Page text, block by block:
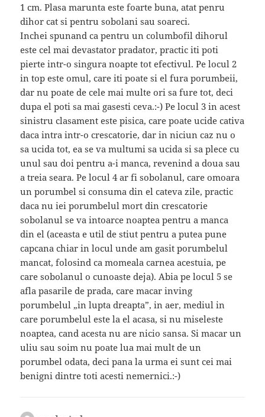
1 cm. Plasa marunta este foarte buna, atat penru
dihor cat si pentru sobolani sau soareci.
Inchei spunand ca pentru un columbofil dihorul
este cel mai devastator pradator, practic iti poti
pierte intr-o singura noapte tot efectivul. Pe locul 2
in top este omul, care iti poate si el fura porumbeii,
dar nu poate de cele mai multe ori sa fure tot, deci
dupa el poti sa mai gasesti ceva.:-) Pe locul 3 in acest
sinistru clasament este pisica, care poate ucide cativa
daca intra intr-o crescatorie, dar in niciun caz nu o
sa ucida tot, ea se va multumi sa ucida si sa plece cu
unul sau doi pentru a-i manca, revenind a doua sau
a treia seara. Pe locul 4 ar fi sobolanul, care omoara
un porumbel si consuma din el cateva zile, practic
daca nu iei porumbelul mort din crescatorie
sobolanul se va intoarce noaptea pentru a manca
din el (aceasta e util de stiut pentru a putea pune
capcana chiar in locul unde am gasit porumbelul
mancat, folosind ca momeala carnea acestuia, pe
care sobolanul o cunoaste deja). Abia pe locul 5 se
afla pasarile de prada, care macar inving
porumbelul „in lupta dreapta”, in aer, mediul in
care porumbelul este la el acasa, si nu miseleste
noaptea, cand acesta nu are nicio sansa. Si macar un
uliu sau soim nu poate lua mai mult de un
porumbel odata, deci pana la urma ei sunt cei mai
benigni dintre toti acesti nemernici.:-)